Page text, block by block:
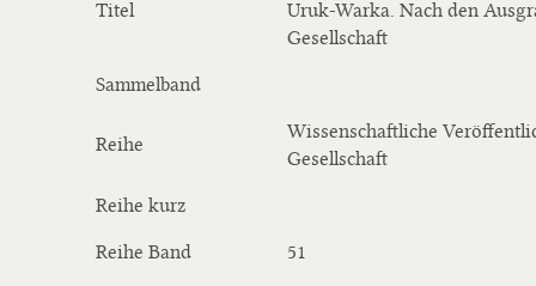
Titel
Uruk-Warka. Nach den
Gesellschaft
Sammelband
Reihe
Wissenschaftliche
Gesellschaft
Reihe kurz
Reihe Band 51